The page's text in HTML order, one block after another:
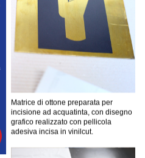
Matrice di ottone preparata per
incisione ad acquatinta, con disegno
grafico realizzato con pellicola
adesiva incisa in vinilcut.